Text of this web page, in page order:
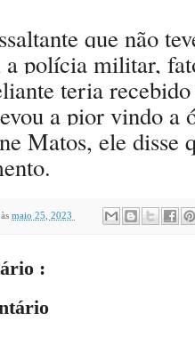
que não
polícia militar,
teria
a pior vindo a
Matos, ele disse
às maio 25, 2023
: